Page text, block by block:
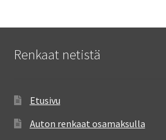
Renkaat netistä
Etusivu
Auton renkaat osamaksulla